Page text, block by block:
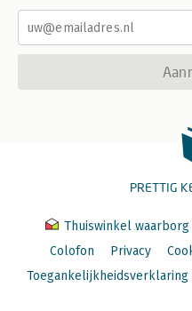
PRETTIG
Thuiswinkel waarborg
Colofon
Privacy
Toegankelijkheidsverklaring